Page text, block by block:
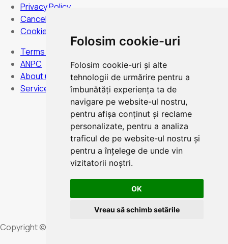
Folosim cookie-uri
Folosim cookie-uri și alte
tehnologii de urmărire pentru a
îmbunătăți experiența ta de
navigare pe website-ul nostru,
pentru afișa conținut și reclame
personalizate, pentru a analiza
traficul de pe website-ul nostru și
pentru a înțelege de unde vin
vizitatorii noștri.
OK
Vreau să schimb setările
Privacy Policy
Cancellation Policy
Cookies Policy
Terms and Conditions
ANPC
About us
Services
Hours:Monday to Sunday - non-stop
Card Payment
Copyright © 2025 Elite Rent a Car Cluj